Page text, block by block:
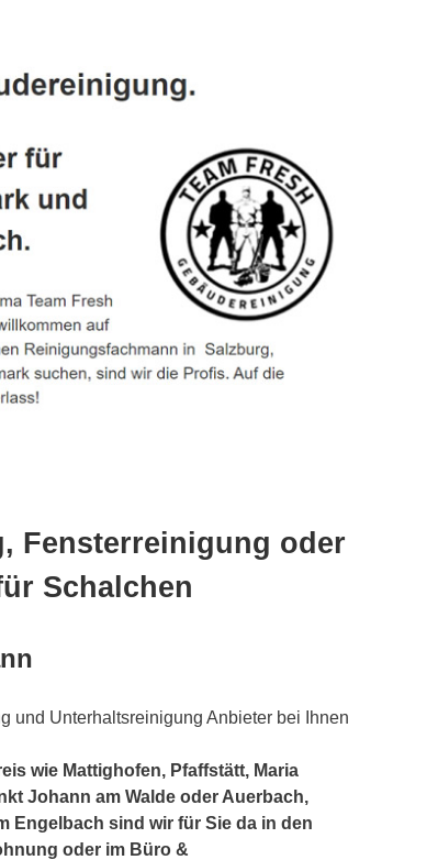
Fensterreinigung oder
Schalchen
und Unterhaltsreinigung Anbieter bei Ihnen
wie Mattighofen, Pfaffstätt, Maria
Johann am Walde oder Auerbach,
Engelbach sind wir für Sie da in den
oder im Büro &